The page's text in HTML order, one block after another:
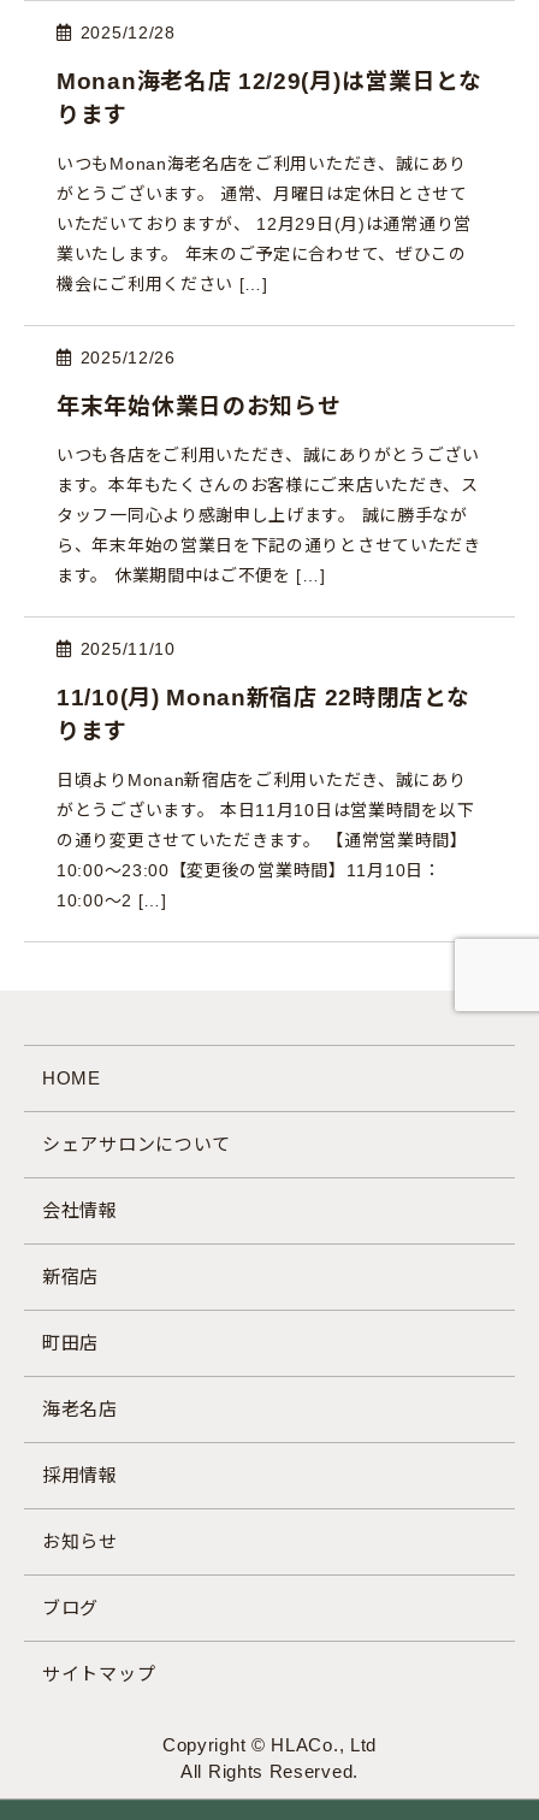
2025/12/28
Monan海老名店 12/29(月)は営業日とな
ります
いつもMonan海老名店をご利用いただき、誠にあり
がとうございます。 通常、月曜日は定休日とさせて
いただいておりますが、 12月29日(月)は通常通り営
業いたします。 年末のご予定に合わせて、ぜひこの
機会にご利用ください […]
2025/12/26
年末年始休業日のお知らせ
いつも各店をご利用いただき、誠にありがとうござい
ます。本年もたくさんのお客様にご来店いただき、ス
タッフ一同心より感謝申し上げます。 誠に勝手なが
ら、年末年始の営業日を下記の通りとさせていただき
ます。 休業期間中はご不便を […]
2025/11/10
11/10(月) Monan新宿店 22時閉店とな
ります
日頃よりMonan新宿店をご利用いただき、誠にあり
がとうございます。 本日11月10日は営業時間を以下
の通り変更させていただきます。 【通常営業時間】
10:00～23:00【変更後の営業時間】11月10日：
10:00～2 […]
HOME
シェアサロンについて
会社情報
新宿店
町田店
海老名店
採用情報
お知らせ
ブログ
サイトマップ
Copyright © HLACo., Ltd
All Rights Reserved.